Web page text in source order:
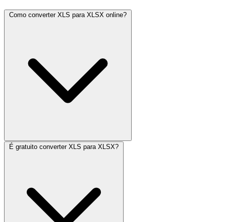
Como converter XLS para XLSX online?
É gratuito converter XLS para XLSX?